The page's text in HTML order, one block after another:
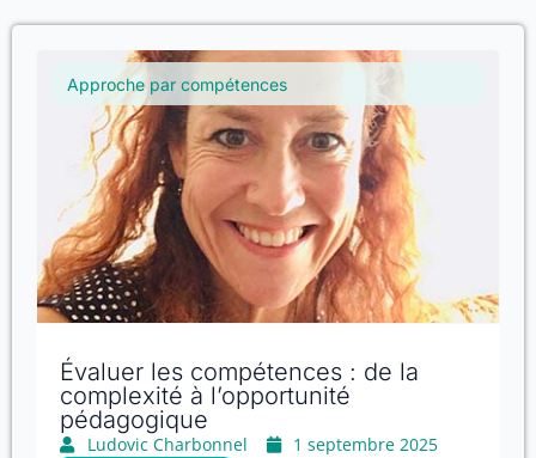
Approche par compétences
Évaluer les compétences : de la
complexité à l’opportunité
pédagogique
Ludovic Charbonnel
1 septembre 2025